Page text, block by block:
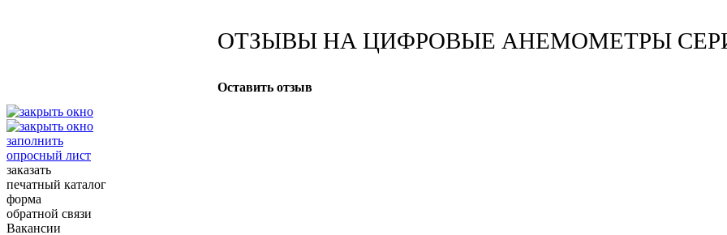
ОТЗЫВЫ НА ЦИФРОВЫЕ АНЕМОМЕТРЫ
Оставить отзыв
заполнить
опросный лист
заказать
печатный каталог
форма
обратной связи
Вакансии